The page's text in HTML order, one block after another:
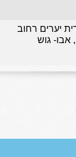
יערים רחוב